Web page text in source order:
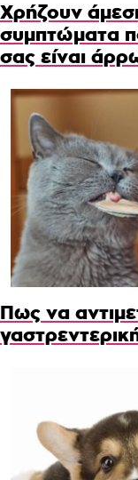
Χρήζουν
συμπτώματα
σας είναι
Πως να